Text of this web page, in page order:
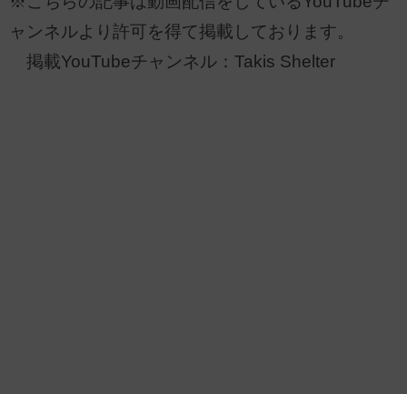
ャンネルより許可を得て掲載しております。
掲載YouTubeチャンネル：Takis Shelter